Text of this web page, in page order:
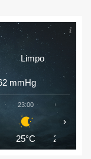
Limpo
mmHg
23:00
25°C
00:00
25°C
›